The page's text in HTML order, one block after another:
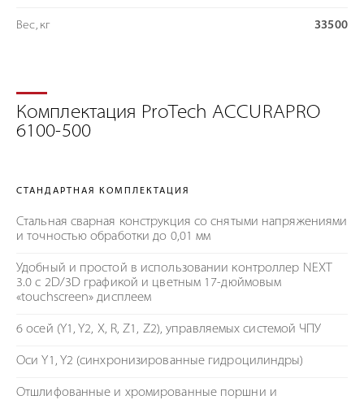
Вес, кг 33500
Комплектация ProTech ACCURAPRO
6100-500
СТАНДАРТНАЯ КОМПЛЕКТАЦИЯ
Стальная сварная конструкция со снятыми напряжениями
и точностью обработки до 0,01 мм
Удобный и простой в использовании контроллер NEXT
3.0 c 2D/3D графикой и цветным 17-дюймовым
«touchscreen» дисплеем
6 осей (Y1, Y2, X, R, Z1, Z2), управляемых системой ЧПУ
Оси Y1, Y2 (синхронизированные гидроцилиндры)
Отшлифованные и хромированные поршни и